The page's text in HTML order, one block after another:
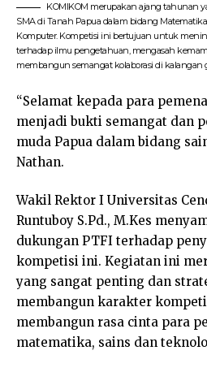
KOMIKOM merupakan ajang tahunan
SMA di Tanah Papua dalam bidang
Komputer. Kompetisi ini bertujuan untuk
terhadap ilmu pengetahuan, mengasah
membangun semangat kolaborasi di kalangan
“Selamat kepada para
menjadi bukti semangat dan
muda Papua dalam bidang
Nathan.
Wakil Rektor I Universitas
Runtuboy S.Pd., M.Kes
dukungan PTFI terhadap
kompetisi ini. Kegiatan ini
yang sangat penting dan
membangun karakter
membangun rasa cinta para
matematika, sains dan